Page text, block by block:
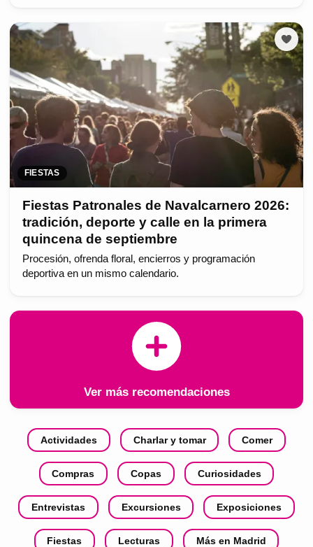
FIESTAS
Fiestas Patronales de Navalcarnero 2026:
tradición, deporte y calle en la primera
quincena de septiembre
Procesión, ofrenda floral, encierros y programación
deportiva en un mismo calendario.
Ver más recomendaciones
Actividades Charlar y tomar Comer
Compras Copas Curiosidades
Entrevistas Excursiones Exposiciones
Fiestas Lecturas Más en Madrid